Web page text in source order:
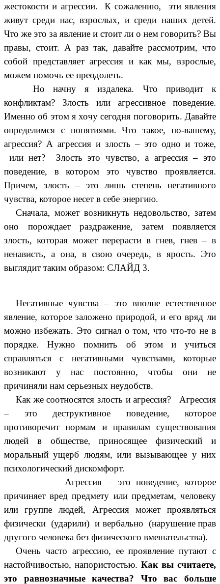
жестокости и агрессии. К сожалению, эти явления
живут среди нас, взрослых, и среди наших детей.
Что же это за явление и стоит ли о нем говорить? Вы
правы, стоит. А раз так, давайте рассмотрим, что
собой представляет агрессия и как мы, взрослые,
можем помочь ее преодолеть.
Но начну я издалека. Что приводит к
конфликтам? Злость или агрессивное поведение.
Именно об этом я хочу сегодня поговорить. Давайте
определимся с понятиями. Что такое, по-вашему,
агрессия? А агрессия и злость – это одно и тоже,
или нет? Злость это чувство, а агрессия – это
поведение, в котором это чувство проявляется.
Причем, злость – это лишь степень негативного
чувства, которое несет в себе энергию.
Сначала, может возникнуть недовольство, затем
оно порождает раздражение, затем появляется
злость, которая может перерасти в гнев, гнев – в
ненависть, а она, в свою очередь, в ярость. Это
выглядит таким образом: СЛАЙД 3.
Негативные чувства – это вполне естественное
явление, которое заложено природой, и его вряд ли
можно избежать. Это сигнал о том, что что-то не в
порядке. Нужно помнить об этом и учиться
справляться с негативными чувствами, которые
возникают у нас постоянно, чтобы они не
причиняли нам серьезных неудобств.
Как же соотносятся злость и агрессия? Агрессия
– это деструктивное поведение, которое
противоречит нормам и правилам существования
людей в обществе, приносящее физический и
моральный ущерб людям, или вызывающее у них
психологический дискомфорт.
Агрессия – это поведение, которое
причиняет вред предмету или предметам, человеку
или группе людей, Агрессия может проявляться
физически (ударили) и вербально (нарушение прав
другого человека без физического вмешательства).
Очень часто агрессию, ее проявление путают с
настойчивостью, напористостью. Как вы считаете,
это равнозначные качества? Что вас больше